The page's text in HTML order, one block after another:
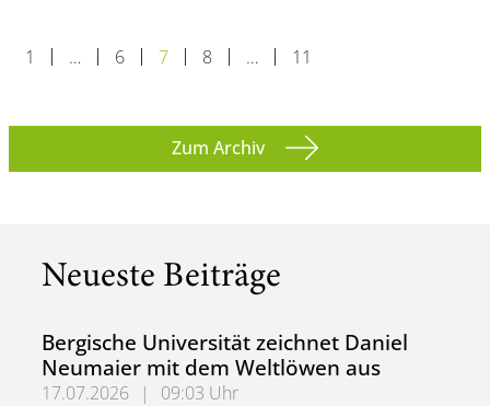
1 … 6 7 8 … 11
Zum Archiv
Neueste Beiträge
Bergische Universität zeichnet Daniel
Neumaier mit dem Weltlöwen aus
17.07.2026 |
09:03 Uhr